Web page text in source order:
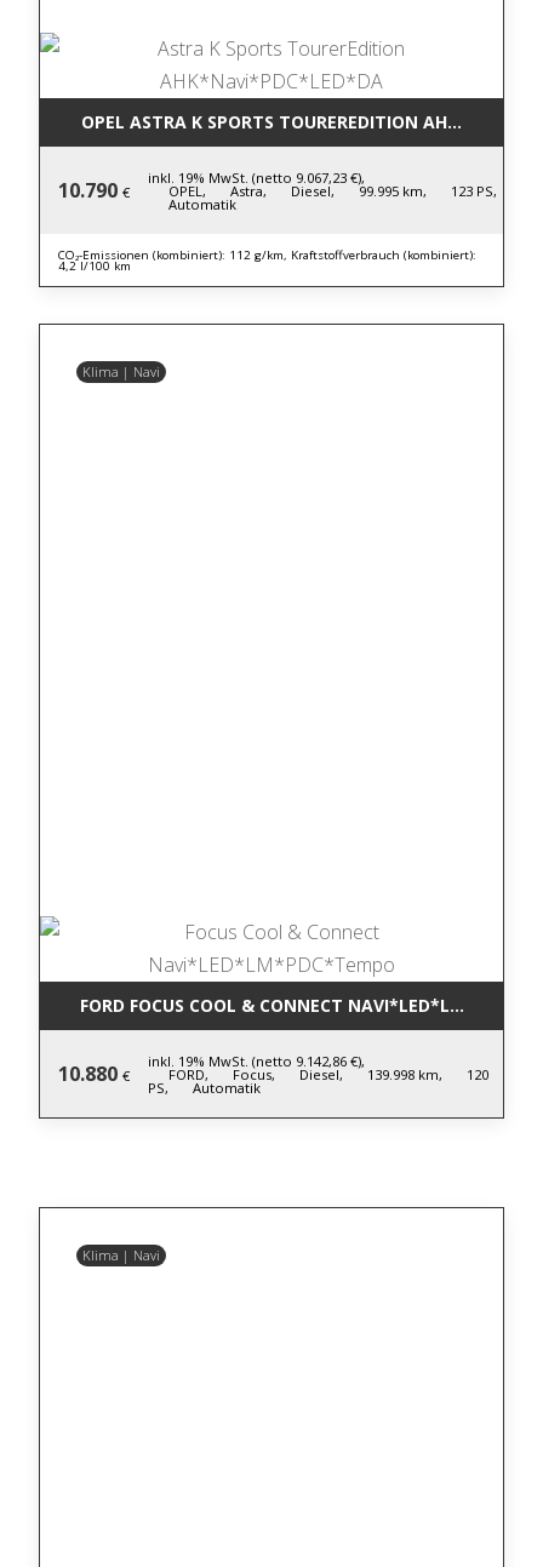
OPEL ASTRA K SPORTS TOUREREDITION
10.790 €
inkl. 19% MwSt. (netto 9.067,23 €),
OPEL, Astra, Diesel, 99.995 km, 123 PS,
Automatik
CO₂-Emissionen (kombiniert): 112 g/km, Kraftstoffverbrauch (kombiniert):
4,2 l/100 km
Klima | Navi
FORD FOCUS COOL & CONNECT
10.880 €
inkl. 19% MwSt. (netto 9.142,86 €),
FORD, Focus, Diesel, 139.998 km, 120
PS, Automatik
Klima | Navi